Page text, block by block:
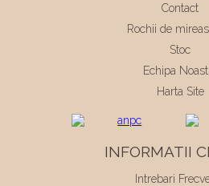
Contact
Rochii de
Stoc
Echipa
Harta Site
INFORMATII
Intrebari